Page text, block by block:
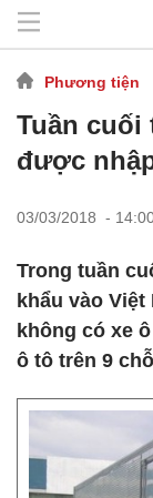
Phương tiện
Tuần cuối
được
03/03/2018 -
Trong tuần
khẩu vào
không có xe
ô tô trên 9